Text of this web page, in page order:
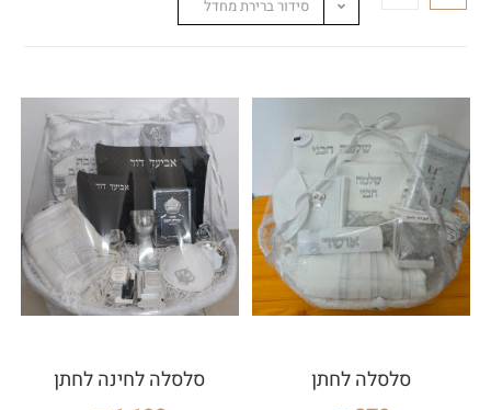
סידור ברירת מחדל
סלסלה לחתן סלסלה לחינה לחתן